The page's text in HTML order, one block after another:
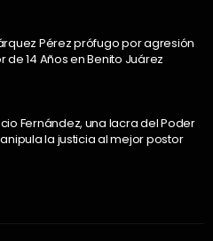
Pérez prófugo por agresión
de 14 Años en Benito Juárez
Fernández, una lacra del Poder
la justicia al mejor postor